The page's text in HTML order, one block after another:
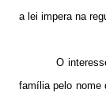
a lei impera na
O
família pelo nome